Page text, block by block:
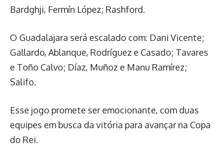
Bardghji, Fermín López; Rashford.
O Guadalajara será escalado com: Dani Vicente;
Gallardo, Ablanque, Rodríguez e Casado; Tavares
e Toño Calvo; Díaz, Muñoz e Manu Ramírez;
Salifo.
Esse jogo promete ser emocionante, com duas
equipes em busca da vitória para avançar na Copa
do Rei.